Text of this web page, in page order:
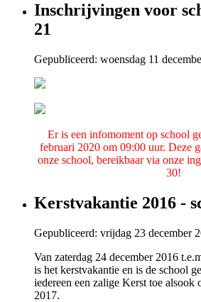
Inschrijvingen voor
21
Gepubliceerd: woensdag 11
Er is een infomoment op school
februari 2020 om 09:00 uur. Deze
onze school, bereikbaar via onze
30!
Kerstvakantie 2016 -
Gepubliceerd: vrijdag 23 december
Van zaterdag 24 december 2016
is het kerstvakantie en is de school
iedereen een zalige Kerst toe alsook
2017.